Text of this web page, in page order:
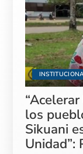
los
Sikuani
Unidad”: